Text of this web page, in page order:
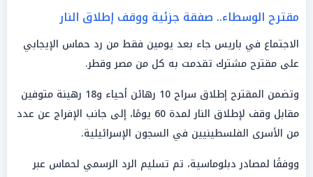
مقترح الوسطاء.. صفقة جزئية ووقف إطلاق النار
الاجتماع في باريس جاء بعد يومين فقط من رد حماس الإيجابي
على مقترح مشترك تقدمت به كل من مصر وقطر.
وتضمن المقترح إطلاق سراح 10 رهائن أحياء و18 رهينة متوفين
مقابل وقف لإطلاق النار لمدة 60 يومًا، إلى جانب الإفراج عن عدد
من الأسرى الفلسطينيين في السجون الإسرائيلية.
ووفقًا لمصادر دبلوماسية، تم تسليم الرد الرسمي لحماس عبر